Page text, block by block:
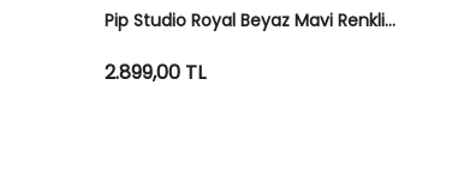
Pip Studio Royal Beyaz Mavi Renkli
2.899,00 TL